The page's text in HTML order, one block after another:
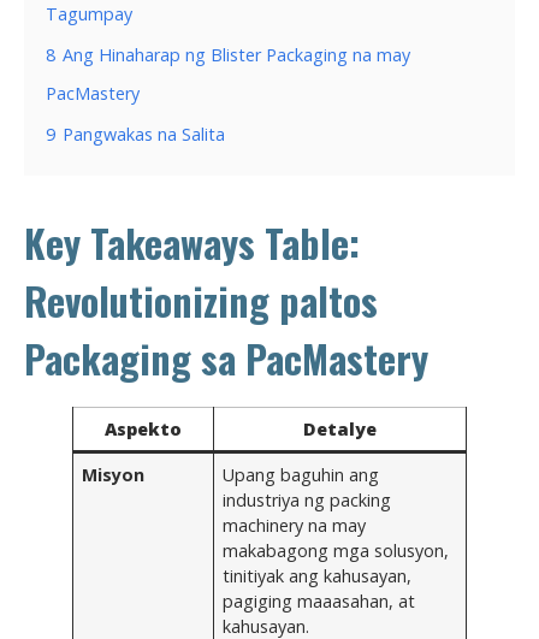
Tagumpay
8 Ang Hinaharap ng Blister Packaging na may
PacMastery
9 Pangwakas na Salita
Key Takeaways Table:
Revolutionizing paltos
Packaging sa PacMastery
Aspekto
Detalye
Misyon
Upang baguhin ang
industriya ng packing
machinery na may
makabagong mga solusyon,
tinitiyak ang kahusayan,
pagiging maaasahan, at
kahusayan.